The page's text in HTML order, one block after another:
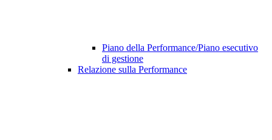
Piano della Performance/Piano esecutivo
di gestione
Relazione sulla Performance